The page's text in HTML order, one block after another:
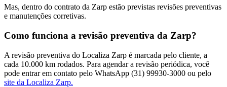
Mas, dentro do contrato da Zarp estão previstas revisões preventivas
e manutenções corretivas.
Como funciona a revisão preventiva da Zarp?
A revisão preventiva do Localiza Zarp é marcada pelo cliente, a
cada 10.000 km rodados. Para agendar a revisão periódica, você
pode entrar em contato pelo WhatsApp (31) 99930-3000 ou pelo
site da Localiza Zarp.